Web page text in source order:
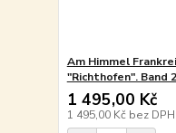
Am Himmel
"Richthofen". Band
1 495,00 Kč
1 495,00 Kč bez DPH